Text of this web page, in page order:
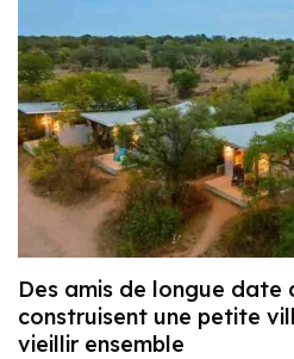
Des amis de longue date
construisent une petite
vieillir ensemble